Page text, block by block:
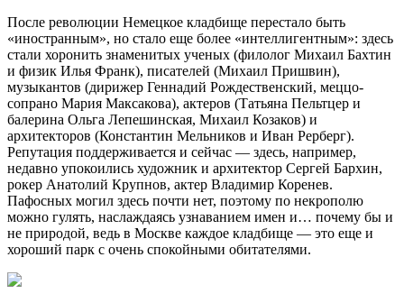
После революции Немецкое кладбище перестало быть
«иностранным», но стало еще более «интеллигентным»: здесь
стали хоронить знаменитых ученых (филолог Михаил Бахтин
и физик Илья Франк), писателей (Михаил Пришвин),
музыкантов (дирижер Геннадий Рождественский, меццо-
сопрано Мария Максакова), актеров (Татьяна Пельтцер и
балерина Ольга Лепешинская, Михаил Козаков) и
архитекторов (Константин Мельников и Иван Рерберг).
Репутация поддерживается и сейчас — здесь, например,
недавно упокоились художник и архитектор Сергей Бархин,
рокер Анатолий Крупнов, актер Владимир Коренев.
Пафосных могил здесь почти нет, поэтому по некрополю
можно гулять, наслаждаясь узнаванием имен и… почему бы и
не природой, ведь в Москве каждое кладбище — это еще и
хороший парк с очень спокойными обитателями.